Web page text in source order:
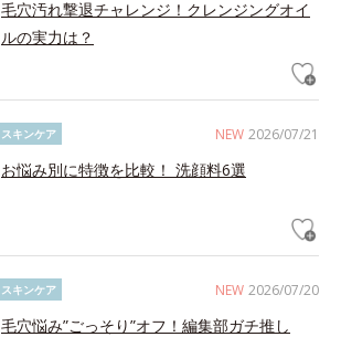
毛穴汚れ撃退チャレンジ！クレンジングオイ
ルの実力は？
NEW 2026/07/21
スキンケア
お悩み別に特徴を比較！ 洗顔料6選
NEW 2026/07/20
スキンケア
毛穴悩み”ごっそり”オフ！編集部ガチ推し